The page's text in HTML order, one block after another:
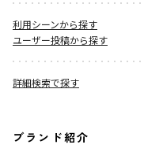
利用シーンから探す
ユーザー投稿から探す
詳細検索で探す
ブランド紹介